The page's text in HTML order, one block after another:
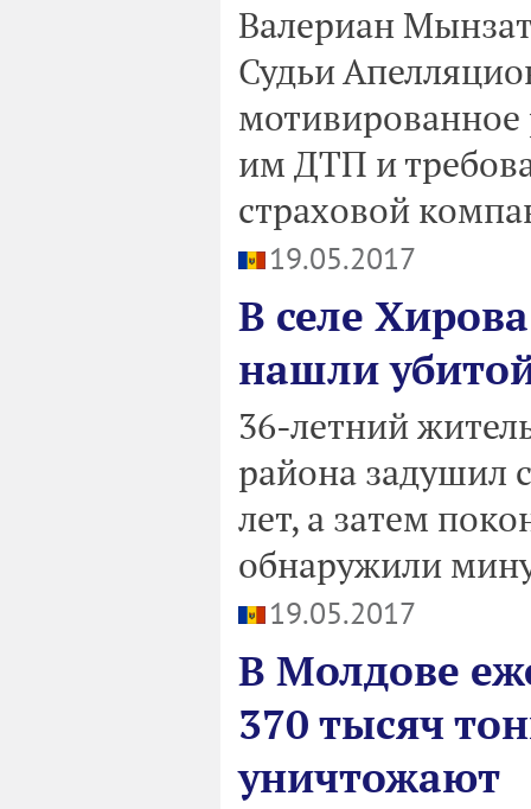
Валериан
Судьи
мотивированное
им ДТП и
страховой
19.05.2017
В селе
нашли
36-летний
района задушил
лет, а затем
обнаружили
19.05.2017
В Молдове
370 тысяч
уничтожают